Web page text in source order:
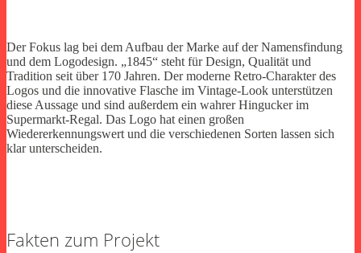
Der Fokus lag bei dem Aufbau der Marke auf der Namensfindung
und dem Logodesign. „1845“ steht für Design, Qualität und
Tradition seit über 170 Jahren. Der moderne Retro-Charakter des
Logos und die innovative Flasche im Vintage-Look unterstützen
diese Aussage und sind außerdem ein wahrer Hingucker im
Supermarkt-Regal. Das Logo hat einen großen
Wiedererkennungswert und die verschiedenen Sorten lassen sich
klar unterscheiden.
Fakten zum Projekt